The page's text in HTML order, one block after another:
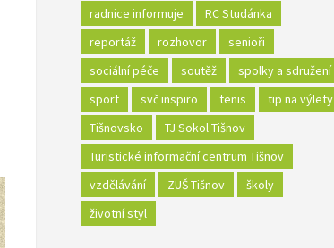
radnice informuje
RC Studánka
reportáž
rozhovor
senioři
sociální péče
soutěž
spolky a sdružení
sport
svč inspiro tenis
tip na výlety
Tišnovsko
TJ Sokol Tišnov
Turistické informační centrum Tišnov
vzdělávání
ZUŠ Tišnov
školy
životní styl